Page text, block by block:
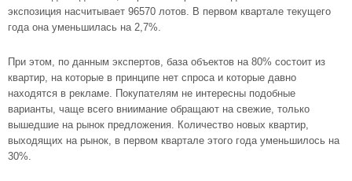
экспозиция насчитывает 96570 лотов. В первом квартале текущего
года она уменьшилась на 2,7%.
При этом, по данным экспертов, база объектов на 80% состоит из
квартир, на которые в принципе нет спроса и которые давно
находятся в рекламе. Покупателям не интересны подобные
варианты, чаще всего вниимание обращают на свежие, только
вышедшие на рынок предложения. Количество новых квартир,
выходящих на рынок, в первом квартале этого года уменьшилось на
30%.